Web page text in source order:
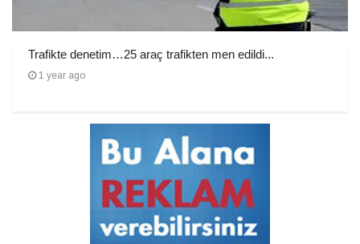
Trafikte denetim…25 araç trafikten men edildi...
1 year ago